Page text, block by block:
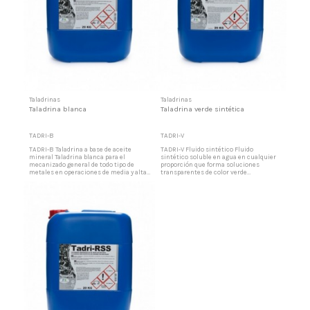
Taladrinas
Taladrina blanca
TADRI-B
TADRI-B Taladrina a base de aceite
mineral Taladrina blanca para el
mecanizado general de todo tipo de
metales en operaciones de media y alta
nitritos, compuestos clorados, boro y
aminas. Taladrina blanca para la...
Taladrinas
Taladrina verde sintética
TADRI-V
TADRI-V Fluido sintético Fluido
sintético soluble en agua en cualquier
proporción que forma soluciones
transparentes de color verde